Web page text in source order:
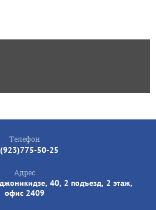
Телефон
50-25
Адрес
40, 2 подъезд, 2 этаж,
офис 2409